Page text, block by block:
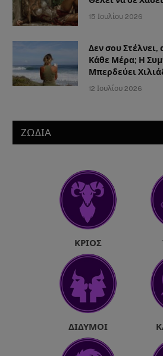
15 Ιουλίου 2026
Δεν σου Στέλνει,
Κάθε Μέρα; Η
Μπερδεύει
12 Ιουλίου 2026
ΖΩΔΙΑ
ΚΡΙΌΣ
ΔΊΔΥΜΟΙ